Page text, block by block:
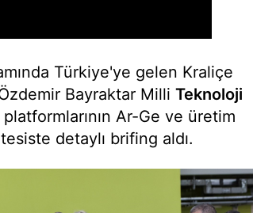
Türkiye'ye gelen Kraliçe
Bayraktar Milli Teknoloji
Ar-Ge ve üretim
detaylı brifing aldı.